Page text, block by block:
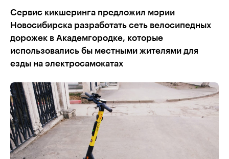
Сервис кикшеринга предложил мэрии
Новосибирска разработать сеть велосипедных
дорожек в Академгородке, которые
использовались бы местными жителями для
езды на электросамокатах